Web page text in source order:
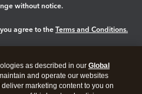
without notice.
agree to the Terms and Conditions.
as described in our Global
and operate our websites
marketing content to you on